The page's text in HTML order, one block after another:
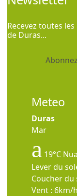
Recevez toutes
de Duras...
Meteo
Duras
Mar
19°C
Lever du
Coucher du
Vent : 6km/h